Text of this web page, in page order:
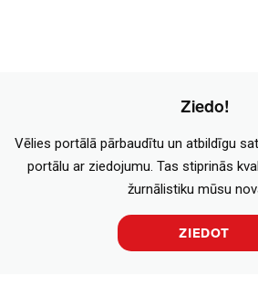
Ziedo!
Vēlies portālā pārbaudītu un atbildīgu
portālu ar ziedojumu. Tas stiprinās
žurnālistiku mūsu
ZIEDOT